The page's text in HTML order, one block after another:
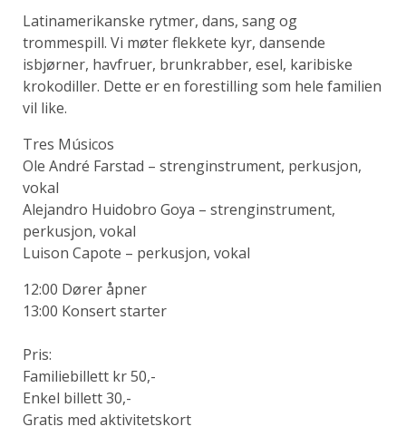
Latinamerikanske rytmer, dans, sang og
trommespill. Vi møter flekkete kyr, dansende
isbjørner, havfruer, brunkrabber, esel, karibiske
krokodiller. Dette er en forestilling som hele familien
vil like.
Tres Músicos
Ole André Farstad – strenginstrument, perkusjon,
vokal
Alejandro Huidobro Goya – strenginstrument,
perkusjon, vokal
Luison Capote – perkusjon, vokal
12:00 Dører åpner
13:00 Konsert starter
Pris:
Familiebillett kr 50,-
Enkel billett 30,-
Gratis med aktivitetskort